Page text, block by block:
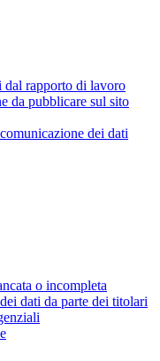
dal rapporto di lavoro
da pubblicare sul sito
dei dati
o incompleta
dati da parte dei titolari